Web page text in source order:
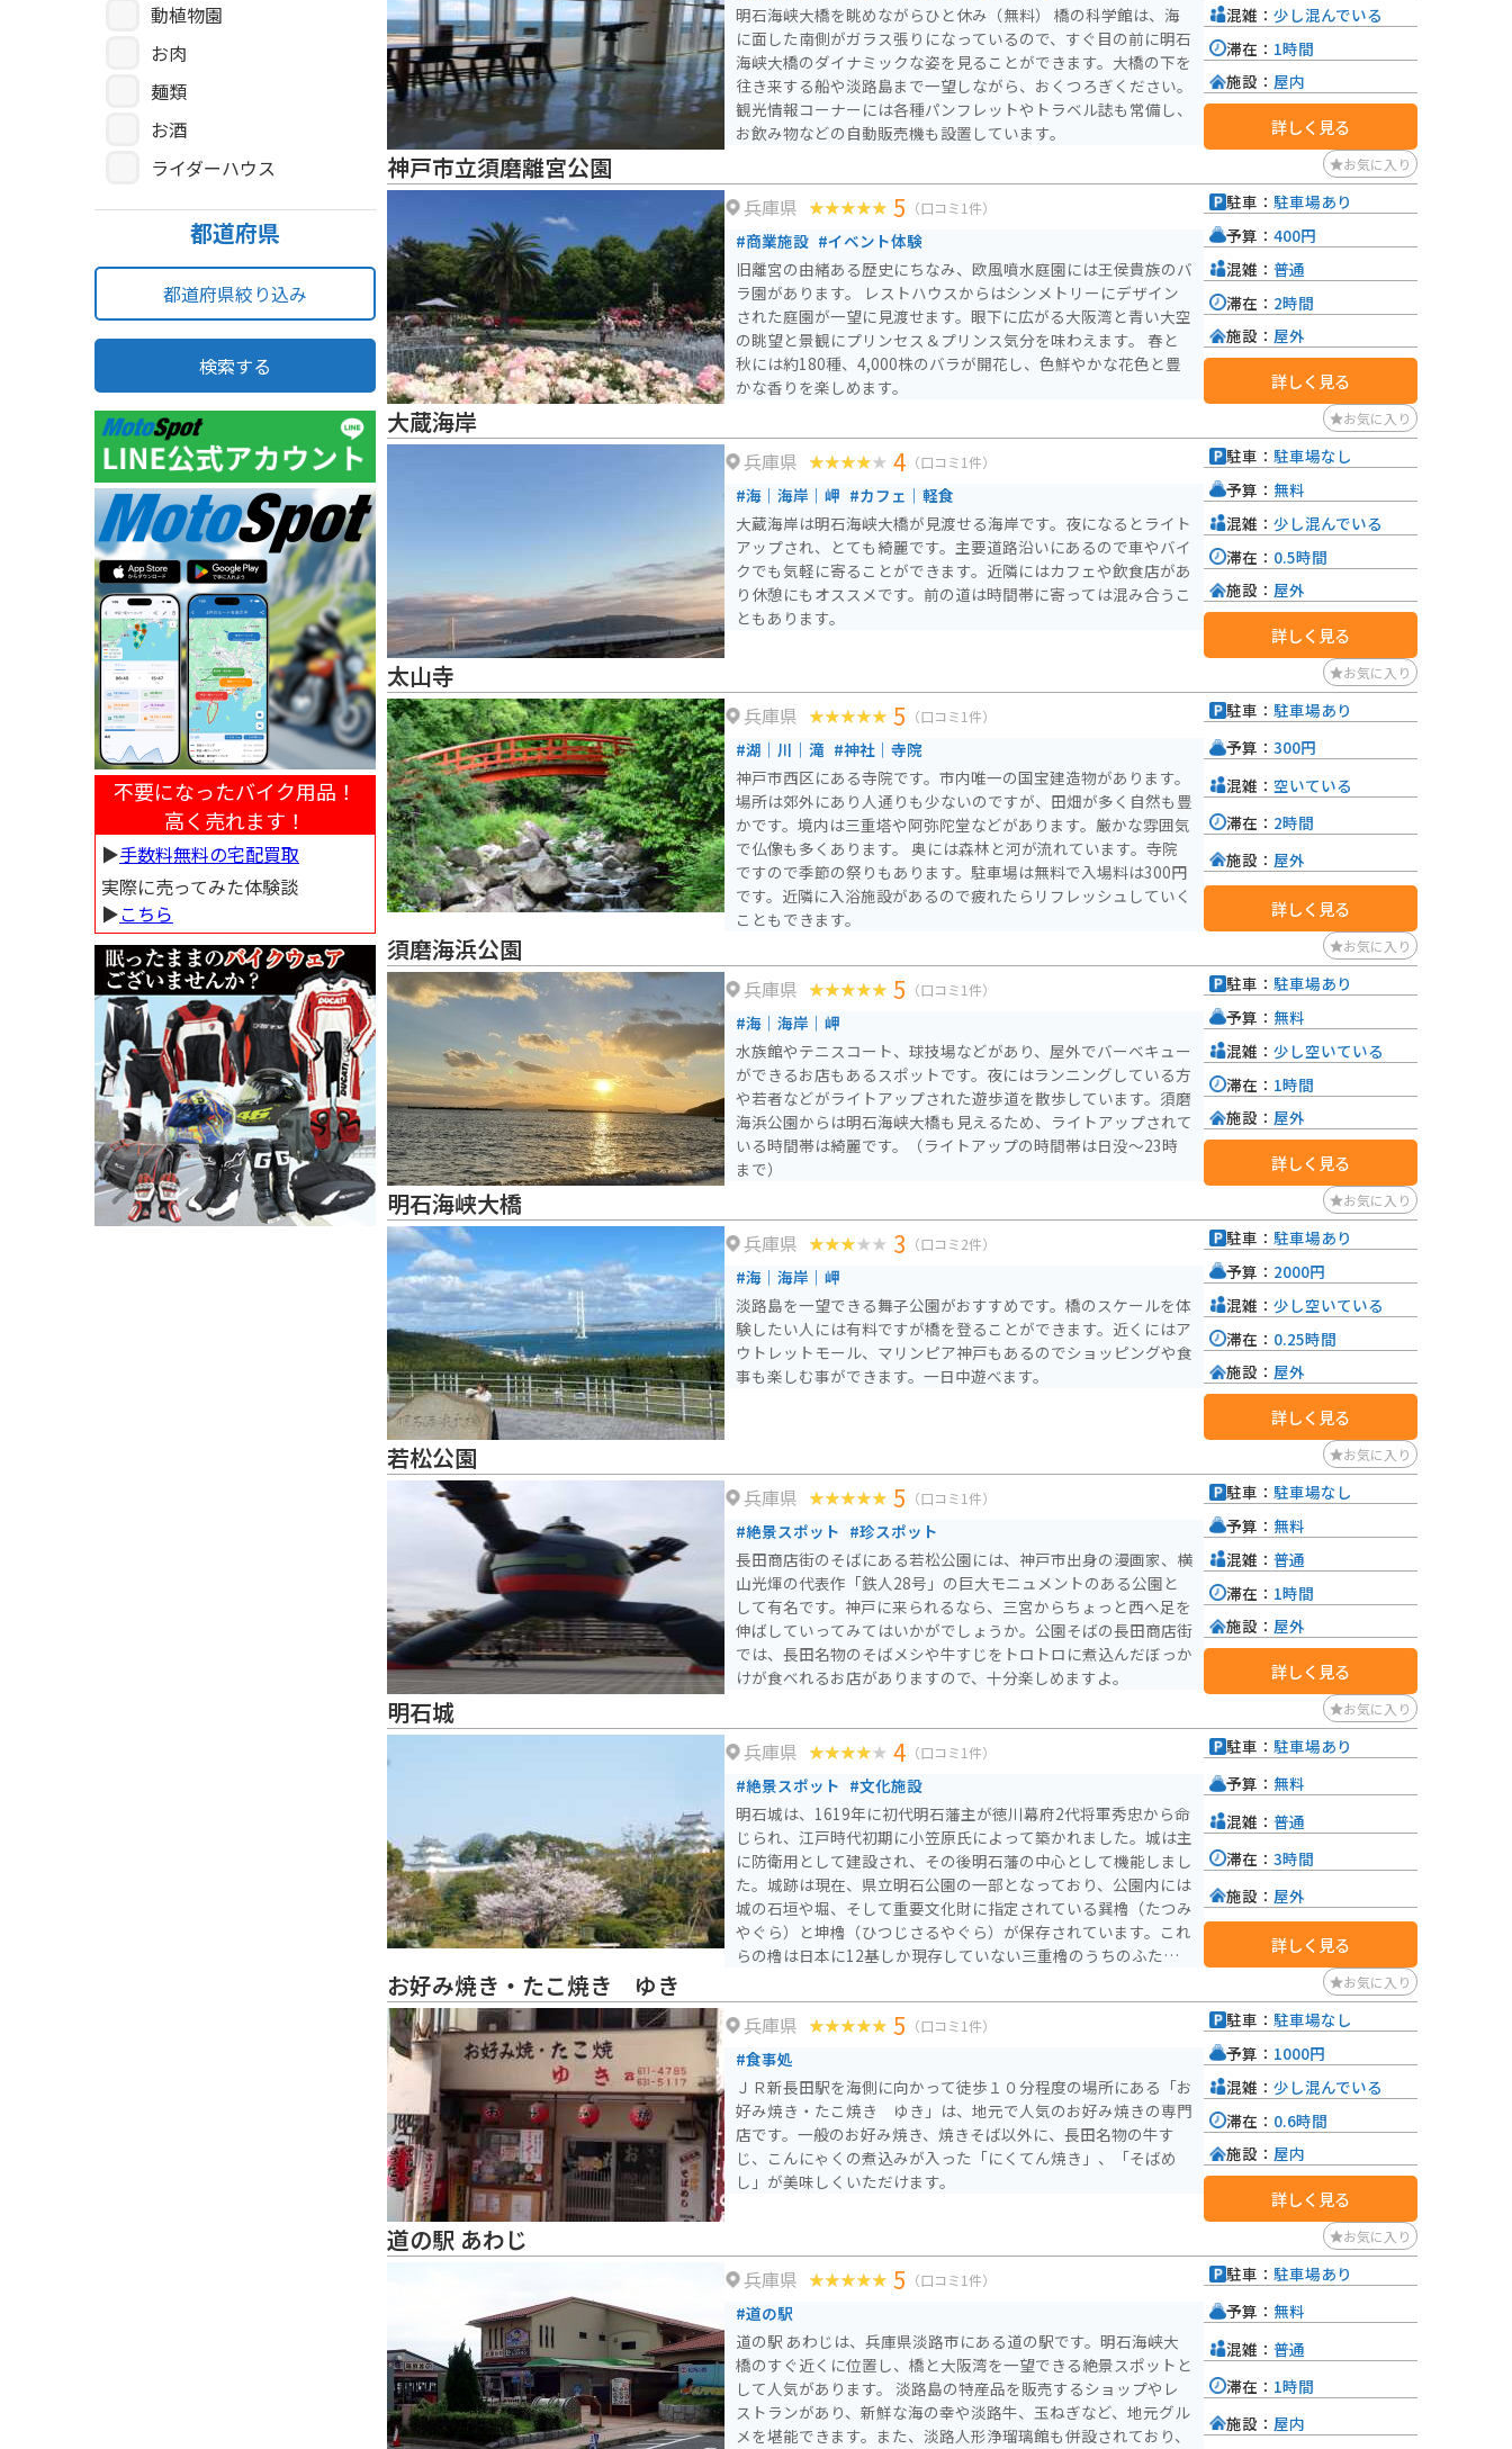
動植物園
お肉
麺類
お酒
ライダーハウス
都道府県
都道府県絞り込み
検索する
不要になったバイク用品！
高く売れます！
▶︎手数料無料の宅配買取
実際に売ってみた体験談
▶︎こちら
明石海峡大橋を眺めながらひと休み（無料） 橋の科学館は、海
に面した南側がガラス張りになっているので、すぐ目の前に明石
海峡大橋のダイナミックな姿を見ることができます。大橋の下を
往き来する船や淡路島まで一望しながら、おくつろぎください。
観光情報コーナーには各種パンフレットやトラベル誌も常備し、
お飲み物などの自動販売機も設置しています。
混雑： 少し混んでいる
滞在： 1時間
施設： 屋内
詳しく見る
神戸市立須磨離宮公園 お気に入り
兵庫県 5 （口コミ1件）
#商業施設 #イベント体験
旧離宮の由緒ある歴史にちなみ、欧風噴水庭園には王侯貴族のバ
ラ園があります。 レストハウスからはシンメトリーにデザイン
された庭園が一望に見渡せます。眼下に広がる大阪湾と青い大空
の眺望と景観にプリンセス＆プリンス気分を味わえます。 春と
秋には約180種、4,000株のバラが開花し、色鮮やかな花色と豊
かな香りを楽しめます。
駐車： 駐車場あり
予算： 400円
混雑： 普通
滞在： 2時間
施設： 屋外
詳しく見る
大蔵海岸 お気に入り
兵庫県 4 （口コミ1件）
#海｜海岸｜岬 #カフェ｜軽食
大蔵海岸は明石海峡大橋が見渡せる海岸です。夜になるとライト
アップされ、とても綺麗です。主要道路沿いにあるので車やバイ
クでも気軽に寄ることができます。近隣にはカフェや飲食店があ
り休憩にもオススメです。前の道は時間帯に寄っては混み合うこ
ともあります。
駐車： 駐車場なし
予算： 無料
混雑： 少し混んでいる
滞在： 0.5時間
施設： 屋外
詳しく見る
太山寺 お気に入り
兵庫県 5 （口コミ1件）
#湖｜川｜滝 #神社｜寺院
神戸市西区にある寺院です。市内唯一の国宝建造物があります。
場所は郊外にあり人通りも少ないのですが、田畑が多く自然も豊
かです。境内は三重塔や阿弥陀堂などがあります。厳かな雰囲気
で仏像も多くあります。 奥には森林と河が流れています。寺院
ですので季節の祭りもあります。駐車場は無料で入場料は300円
です。近隣に入浴施設があるので疲れたらリフレッシュしていく
こともできます。
駐車： 駐車場あり
予算： 300円
混雑： 空いている
滞在： 2時間
施設： 屋外
詳しく見る
須磨海浜公園 お気に入り
兵庫県 5 （口コミ1件）
#海｜海岸｜岬
水族館やテニスコート、球技場などがあり、屋外でバーベキュー
ができるお店もあるスポットです。夜にはランニングしている方
や若者などがライトアップされた遊歩道を散歩しています。須磨
海浜公園からは明石海峡大橋も見えるため、ライトアップされて
いる時間帯は綺麗です。（ライトアップの時間帯は日没～23時
まで）
駐車： 駐車場あり
予算： 無料
混雑： 少し空いている
滞在： 1時間
施設： 屋外
詳しく見る
明石海峡大橋 お気に入り
兵庫県 3 （口コミ2件）
#海｜海岸｜岬
淡路島を一望できる舞子公園がおすすめです。橋のスケールを体
験したい人には有料ですが橋を登ることができます。近くにはア
ウトレットモール、マリンピア神戸もあるのでショッピングや食
事も楽しむ事ができます。一日中遊べます。
駐車： 駐車場あり
予算： 2000円
混雑： 少し空いている
滞在： 0.25時間
施設： 屋外
詳しく見る
若松公園 お気に入り
兵庫県 5 （口コミ1件）
#絶景スポット #珍スポット
長田商店街のそばにある若松公園には、神戸市出身の漫画家、横
山光煇の代表作「鉄人28号」の巨大モニュメントのある公園と
して有名です。神戸に来られるなら、三宮からちょっと西へ足を
伸ばしていってみてはいかがでしょうか。公園そばの長田商店街
では、長田名物のそばメシや牛すじをトロトロに煮込んだぼっか
けが食べれるお店がありますので、十分楽しめますよ。
駐車： 駐車場なし
予算： 無料
混雑： 普通
滞在： 1時間
施設： 屋外
詳しく見る
明石城 お気に入り
兵庫県 4 （口コミ1件）
#絶景スポット #文化施設
明石城は、1619年に初代明石藩主が徳川幕府2代将軍秀忠から命
じられ、江戸時代初期に小笠原氏によって築かれました。城は主
に防衛用として建設され、その後明石藩の中心として機能しまし
た。城跡は現在、県立明石公園の一部となっており、公園内には
城の石垣や堀、そして重要文化財に指定されている巽櫓（たつみ
やぐら）と坤櫓（ひつじさるやぐら）が保存されています。これ
らの櫓は日本に12基しか現存していない三重櫓のうちのふたつ
公園の一部）が国の史跡に指定され、2006年には、日本城郭協
会による「日本100名城」に選定されました。
駐車： 駐車場あり
予算： 無料
混雑： 普通
滞在： 3時間
施設： 屋外
詳しく見る
お好み焼き・たこ焼き ゆき お気に入り
兵庫県 5 （口コミ1件）
#食事処
ＪＲ新長田駅を海側に向かって徒歩１０分程度の場所にある「お
好み焼き・たこ焼き ゆき」は、地元で人気のお好み焼きの専門
店です。一般のお好み焼き、焼きそば以外に、長田名物の牛す
じ、こんにゃくの煮込みが入った「にくてん焼き」、「そばめ
し」が美味しくいただけます。
駐車： 駐車場なし
予算： 1000円
混雑： 少し混んでいる
滞在： 0.6時間
施設： 屋内
詳しく見る
道の駅 あわじ お気に入り
兵庫県 5 （口コミ1件）
#道の駅
道の駅 あわじは、兵庫県淡路市にある道の駅です。明石海峡大
橋のすぐ近くに位置し、橋と大阪湾を一望できる絶景スポットと
して人気があります。 淡路島の特産品を販売するショップやレ
ストランがあり、新鮮な海の幸や淡路牛、玉ねぎなど、地元グル
メを堪能できます。また、淡路人形浄瑠璃館も併設されており、
駐車： 駐車場あり
予算： 無料
混雑： 普通
滞在： 1時間
施設： 屋内